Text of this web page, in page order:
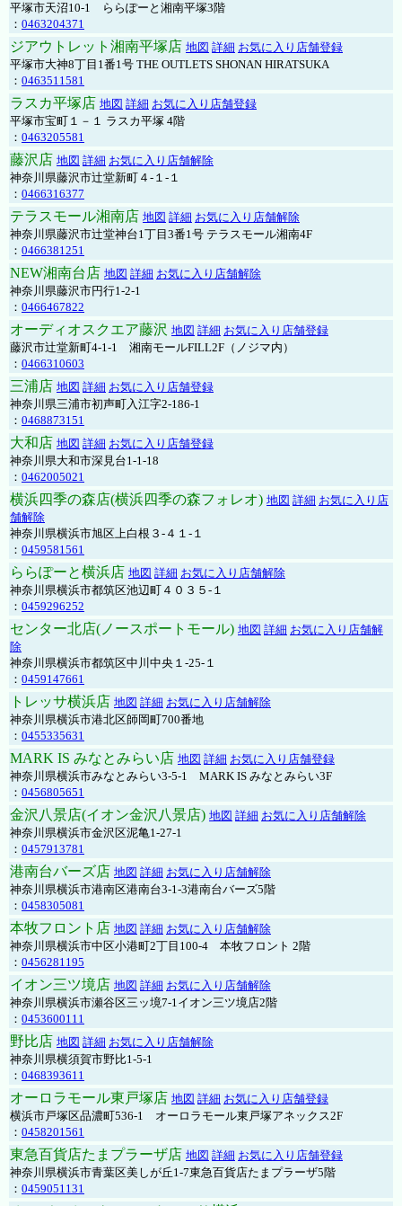
平塚市天沼10-1 ららぽーと湘南平塚3階
： 0463204371
ジアウトレット湘南平塚店 地図 詳細 お気に入り店舗登録
平塚市大神8丁目1番1号 THE OUTLETS SHONAN HIRATSUKA
： 0463511581
ラスカ平塚店 地図 詳細 お気に入り店舗登録
平塚市宝町１－１ ラスカ平塚 4階
： 0463205581
藤沢店 地図 詳細 お気に入り店舗解除
神奈川県藤沢市辻堂新町４-１-１
： 0466316377
テラスモール湘南店 地図 詳細 お気に入り店舗解除
神奈川県藤沢市辻堂神台1丁目3番1号 テラスモール湘南4F
： 0466381251
NEW湘南台店 地図 詳細 お気に入り店舗解除
神奈川県藤沢市円行1-2-1
： 0466467822
オーディオスクエア藤沢 地図 詳細 お気に入り店舗登録
藤沢市辻堂新町4-1-1 湘南モールFILL2F（ノジマ内）
： 0466310603
三浦店 地図 詳細 お気に入り店舗登録
神奈川県三浦市初声町入江字2-186-1
： 0468873151
大和店 地図 詳細 お気に入り店舗登録
神奈川県大和市深見台1-1-18
： 0462005021
横浜四季の森店(横浜四季の森フォレオ) 地図 詳細 お気に入り店
舗解除
神奈川県横浜市旭区上白根３-４１-１
： 0459581561
ららぽーと横浜店 地図 詳細 お気に入り店舗解除
神奈川県横浜市都筑区池辺町４０３５-１
： 0459296252
センター北店(ノースポートモール) 地図 詳細 お気に入り店舗解
除
神奈川県横浜市都筑区中川中央１-25-１
： 0459147661
トレッサ横浜店 地図 詳細 お気に入り店舗解除
神奈川県横浜市港北区師岡町700番地
： 0455335631
MARK IS みなとみらい店 地図 詳細 お気に入り店舗登録
神奈川県横浜市みなとみらい3-5-1 MARK IS みなとみらい3F
： 0456805651
金沢八景店(イオン金沢八景店) 地図 詳細 お気に入り店舗解除
神奈川県横浜市金沢区泥亀1-27-1
： 0457913781
港南台バーズ店 地図 詳細 お気に入り店舗解除
神奈川県横浜市港南区港南台3-1-3港南台バーズ5階
： 0458305081
本牧フロント店 地図 詳細 お気に入り店舗解除
神奈川県横浜市中区小港町2丁目100-4 本牧フロント 2階
： 0456281195
イオン三ツ境店 地図 詳細 お気に入り店舗解除
神奈川県横浜市瀬谷区三ッ境7-1イオン三ツ境店2階
： 0453600111
野比店 地図 詳細 お気に入り店舗解除
神奈川県横須賀市野比1-5-1
： 0468393611
オーロラモール東戸塚店 地図 詳細 お気に入り店舗登録
横浜市戸塚区品濃町536-1 オーロラモール東戸塚アネックス2F
： 0458201561
東急百貨店たまプラーザ店 地図 詳細 お気に入り店舗登録
神奈川県横浜市青葉区美しが丘1-7東急百貨店たまプラーザ5階
： 0459051131